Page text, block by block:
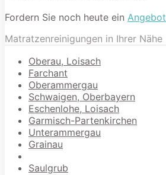
Fordern Sie noch heute ein Angebot
Matratzenreinigungen in Ihrer Nähe
Oberau, Loisach
Farchant
Oberammergau
Schwaigen, Oberbayern
Eschenlohe, Loisach
Garmisch-Partenkirchen
Unterammergau
Grainau
Saulgrub